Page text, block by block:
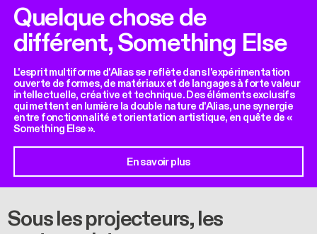
Quelque chose de
différent, Something Else
L'esprit multiforme d'Alias se reflète dans l'expérimentation
ouverte de formes, de matériaux et de langages à forte valeur
intellectuelle, créative et technique. Des éléments exclusifs
qui mettent en lumière la double nature d'Alias, une synergie
entre fonctionnalité et orientation artistique, en quête de «
Something Else ».
En savoir plus
Sous les projecteurs, les